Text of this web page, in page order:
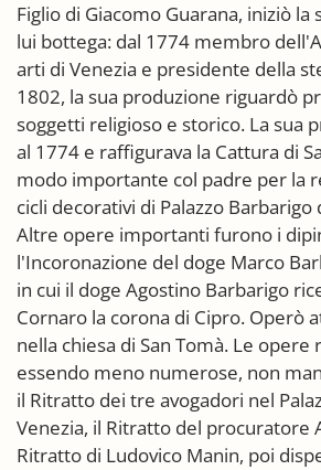
Figlio di Giacomo Guarana, iniziò la
lui bottega: dal 1774 membro
arti di Venezia e presidente della
1802, la sua produzione riguardò
soggetti religioso e storico. La sua
al 1774 e raffigurava la Cattura di
modo importante col padre per la
cicli decorativi di Palazzo Barbarigo
Altre opere importanti furono i
l'Incoronazione del doge Marco
in cui il doge Agostino Barbarigo
Cornaro la corona di Cipro. Operò
nella chiesa di San Tomà. Le
essendo meno numerose, non
il Ritratto dei tre avogadori nel
Venezia, il Ritratto del procuratore
Ritratto di Ludovico Manin, poi